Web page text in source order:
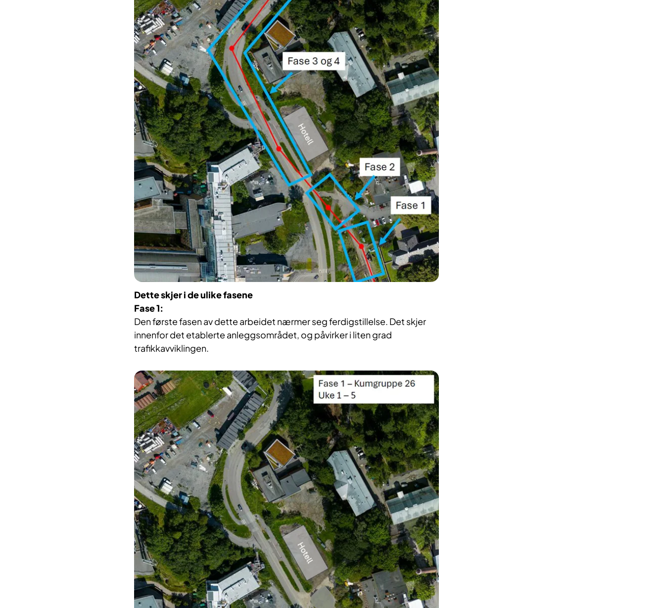
Dette skjer i de ulike fasene
Fase 1:
Den første fasen av dette arbeidet nærmer seg ferdigstillelse. Det skjer
innenfor det etablerte anleggsområdet, og påvirker i liten grad
trafikkavviklingen.